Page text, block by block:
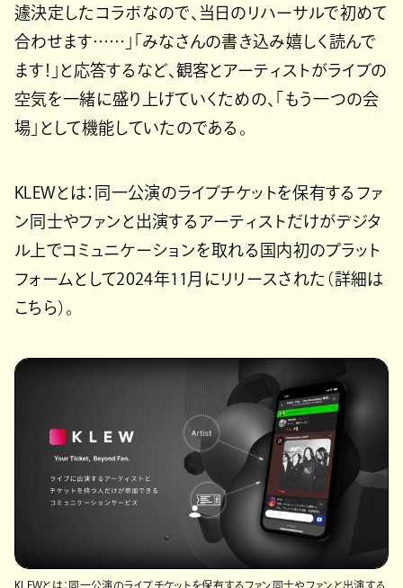
遽決定したコラボなので、当日のリハーサルで初めて
合わせます……」「みなさんの書き込み嬉しく読んで
ます！」と応答するなど、観客とアーティストがライブの
空気を一緒に盛り上げていくための、「もう一つの会
場」として機能していたのである。
KLEWとは：同一公演のライブチケットを保有するファ
ン同士やファンと出演するアーティストだけがデジタ
ル上でコミュニケーションを取れる国内初のプラット
フォームとして2024年11月にリリースされた（詳細は
こちら）。
KLEWとは：同一公演のライブチケットを保有するファン同士やファンと出演する